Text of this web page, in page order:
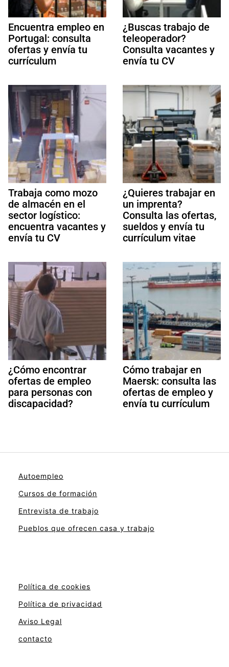
Encuentra empleo en
Portugal: consulta
ofertas y envía tu
currículum
¿Buscas trabajo de
teleoperador?
Consulta vacantes y
envía tu CV
Trabaja como mozo
de almacén en el
sector logístico:
encuentra vacantes y
envía tu CV
¿Quieres trabajar en
un imprenta?
Consulta las ofertas,
sueldos y envía tu
currículum vitae
¿Cómo encontrar
ofertas de empleo
para personas con
discapacidad?
Cómo trabajar en
Maersk: consulta las
ofertas de empleo y
envía tu currículum
Autoempleo
Cursos de formación
Entrevista de trabajo
Pueblos que ofrecen casa y trabajo
Política de cookies
Política de privacidad
Aviso Legal
contacto